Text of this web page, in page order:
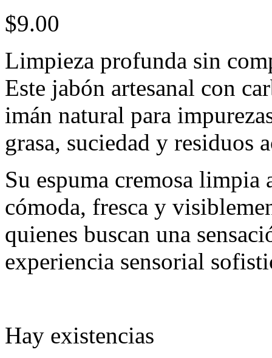
$9.00
Limpieza profunda sin
Este jabón artesanal con
imán natural para
grasa, suciedad y residuos
Su espuma cremosa
cómoda, fresca y
quienes buscan una
experiencia sensorial
Hay existencias